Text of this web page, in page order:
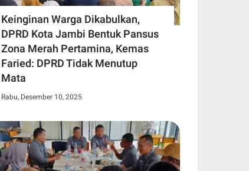
Keinginan Warga Dikabulkan,
DPRD Kota Jambi Bentuk Pansus
Zona Merah Pertamina, Kemas
Faried: DPRD Tidak Menutup
Mata
Rabu, Desember 10, 2025